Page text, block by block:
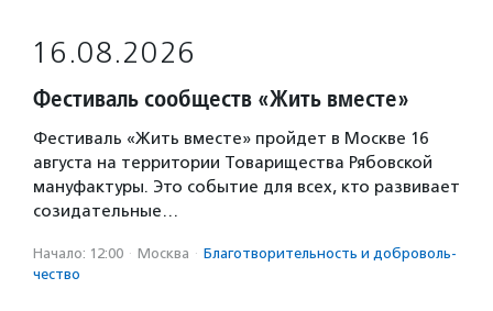
16.08.2026
Фестиваль сообществ «Жить вместе»
Фестиваль «Жить вместе» пройдет в Москве 16
августа на территории Товарищества Рябовской
мануфактуры. Это событие для всех, кто развивает
созидательные…
Начало: 12:00 · Москва · Благотвори­тель­ность и доброволь­
чест­во